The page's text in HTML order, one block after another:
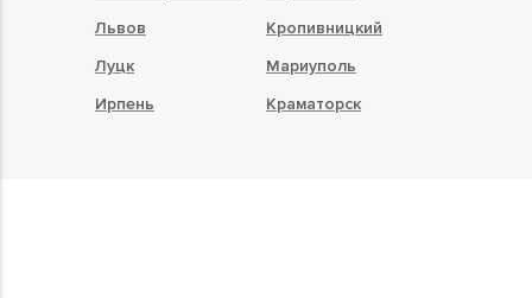
Львов
Кропивницкий
Луцк
Мариуполь
Ирпень
Краматорск